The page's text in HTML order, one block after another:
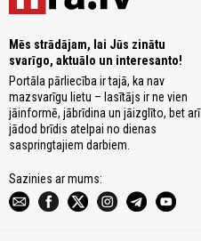
Mēs strādājam, lai Jūs zinātu
svarīgo, aktuālo un interesanto!
Portāla pārliecība ir tajā, ka nav
mazsvarīgu lietu – lasītājs ir ne vien
jāinformē, jābrīdina un jāizglīto, bet arī
jādod brīdis atelpai no dienas
saspringtajiem darbiem.
Sazinies ar mums: